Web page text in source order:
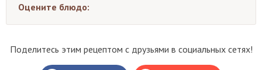
Оцените блюдо:
Поделитесь этим рецептом с друзьями в социальных сетях!